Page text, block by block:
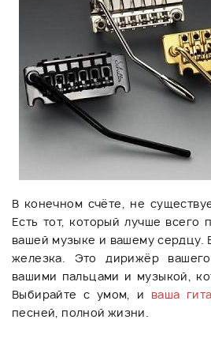
В конечном счёте, не
Есть тот, который лучше всего
вашей музыке и вашему сердцу.
железка. Это дирижёр
вашими пальцами и музыкой,
Выбирайте с умом, и ваша
песней, полной жизни.